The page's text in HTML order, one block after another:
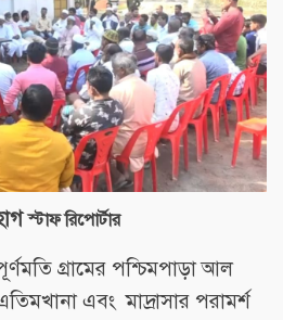
স্টাফ রিপোর্টার
গ্রামের পশ্চিমপাড়া আল
এবং মাদ্রাসার পরামর্শ